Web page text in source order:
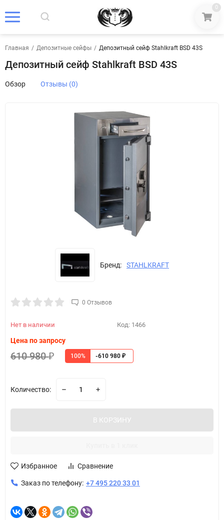
0
Главная / Депозитные сейфы / Депозитный сейф Stahlkraft BSD 43S
Депозитный сейф Stahlkraft BSD 43S
Обзор Отзывы (0)
Бренд: STAHLKRAFT
0 Отзывов
Нет в наличии Код: 1466
Цена по запросу
610 980₽ 100% -610 980 ₽
Количество:
В КОРЗИНУ
Избранное Сравнение
Заказ по телефону: +7 495 220 33 01